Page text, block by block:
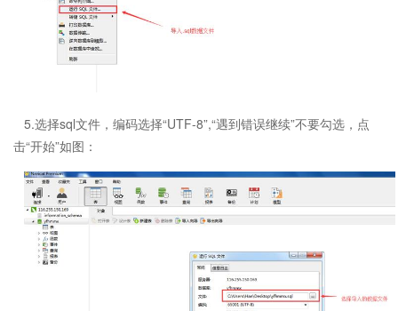
5.选择sql文件，编码选择“UTF-8”,“遇到错误继续”不要勾选，点
击“开始”如图：